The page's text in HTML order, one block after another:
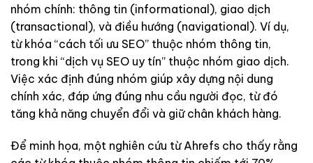
nhóm chính: thông tin (informational), giao dịch
(transactional), và điều hướng (navigational). Ví dụ,
từ khóa “cách tối ưu SEO” thuộc nhóm thông tin,
trong khi “dịch vụ SEO uy tín” thuộc nhóm giao dịch.
Việc xác định đúng nhóm giúp xây dựng nội dung
chính xác, đáp ứng đúng nhu cầu người đọc, từ đó
tăng khả năng chuyển đổi và giữ chân khách hàng.
Để minh họa, một nghiên cứu từ Ahrefs cho thấy rằng